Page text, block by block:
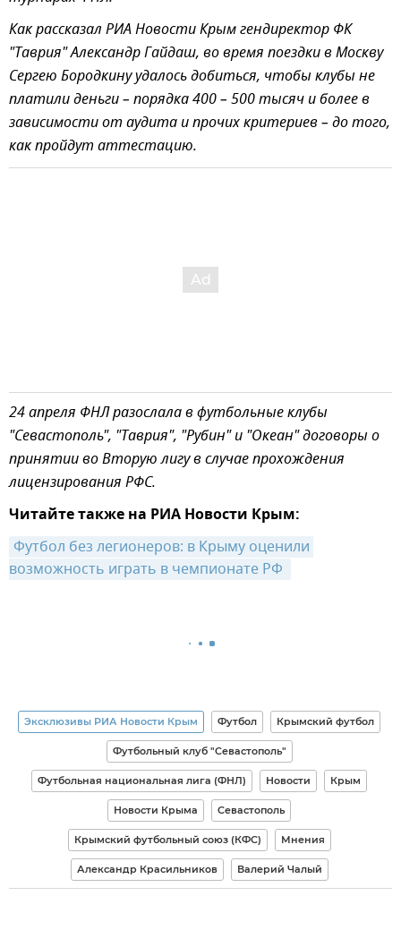
Как рассказал РИА Новости Крым гендиректор ФК
"Таврия" Александр Гайдаш, во время поездки в Москву
Сергею Бородкину удалось добиться, чтобы клубы не
платили деньги – порядка 400 – 500 тысяч и более в
зависимости от аудита и прочих критериев – до того,
как пройдут аттестацию.
24 апреля ФНЛ разослала в футбольные клубы
"Севастополь", "Таврия", "Рубин" и "Океан" договоры о
принятии во Вторую лигу в случае прохождения
лицензирования РФС.
Читайте также на РИА Новости Крым:
Футбол без легионеров: в Крыму оценили
возможность играть в чемпионате РФ
Эксклюзивы РИА Новости Крым Футбол Крымский футбол
Футбольный клуб "Севастополь"
Футбольная национальная лига (ФНЛ) Новости Крым
Новости Крыма Севастополь
Крымский футбольный союз (КФС) Мнения
Александр Красильников Валерий Чалый